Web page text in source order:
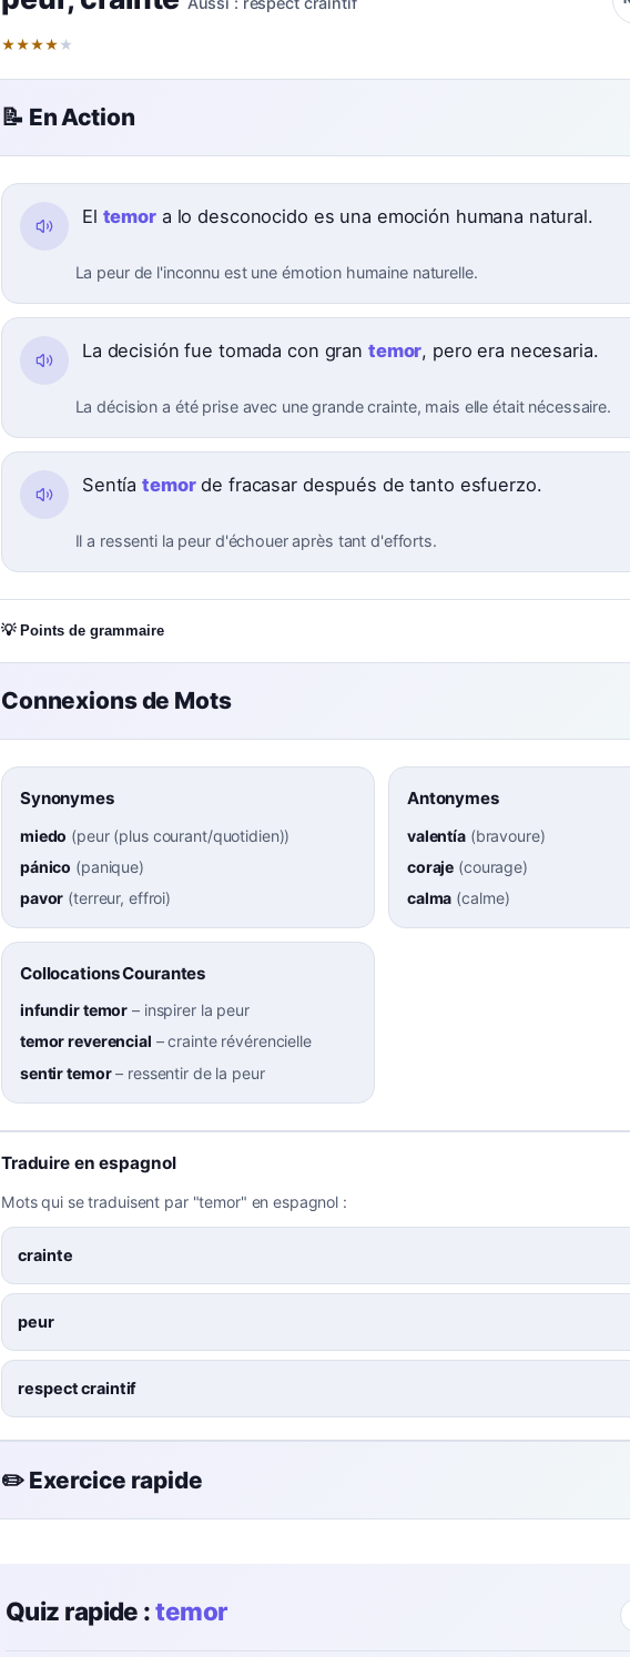
★★★★ ★
📝 En Action
El temor a lo desconocido es una emoción humana natural.
La peur de l'inconnu est une émotion humaine naturelle.
La decisión fue tomada con gran temor, pero era necesaria.
La décision a été prise avec une grande crainte, mais elle était nécessaire.
Sentíatemorde fracasar después de tanto esfuerzo.
Il a ressenti la peur d'échouer après tant d'efforts.
💡 Points de grammaire
Connexions de Mots
Synonymes
miedo (peur (plus courant/quotidien))
pánico (panique)
pavor (terreur, effroi)
Antonymes
valentía(bravoure)
coraje (courage)
calma (calme)
Collocations Courantes
infundir temor – inspirer la peur
temor reverencial –crainte révérencielle
sentir temor– ressentir de la peur
Traduire en espagnol
Mots qui se traduisent par "temor" en espagnol :
crainte
peur
respect craintif
✏️ Exercice rapide
Quiz rapide :temor